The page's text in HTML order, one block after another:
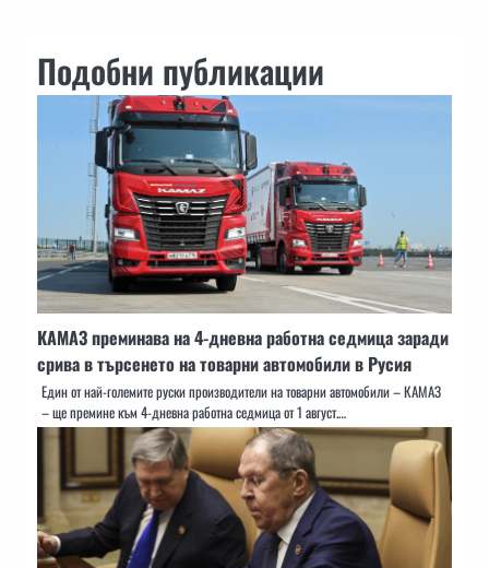
Подобни публикации
КАМАЗ преминава на 4-дневна работна седмица заради
срива в търсенето на товарни автомобили в Русия
Един от най-големите руски производители на товарни автомобили – КАМАЗ
– ще премине към 4-дневна работна седмица от 1 август.…